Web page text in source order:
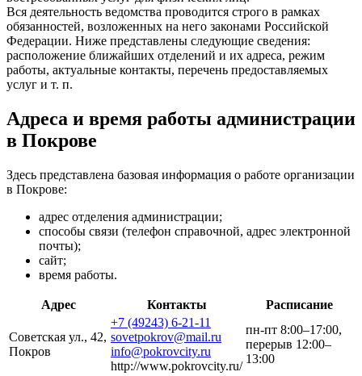
Вся деятельность ведомства проводится строго в рамках
обязанностей, возложенных на него законами Российской
Федерации. Ниже представлены следующие сведения:
расположение ближайших отделений и их адреса, режим
работы, актуальные контакты, перечень предоставляемых
услуг и т. п.
Адреса и время работы администрации
в Покрове
Здесь представлена базовая информация о работе организации
в Покрове:
адрес отделения администрации;
способы связи (телефон справочной, адрес электронной
почты);
сайт;
время работы.
Адрес Контакты Расписание
Советская ул., 42,
Покров
+7 (49243) 6-21-11
sovetpokrov@mail.ru
info@pokrovcity.ru
http://www.pokrovcity.ru/
пн-пт 8:00–17:00,
перерыв 12:00–
13:00